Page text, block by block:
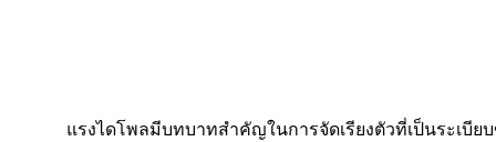
แรงไดโพลมีบทบาทสำคัญในการจัดเรียงตัวที่เป็นระเบียบ